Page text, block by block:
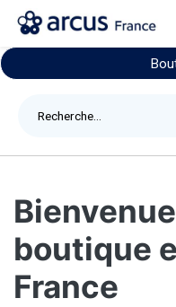
boutique
France